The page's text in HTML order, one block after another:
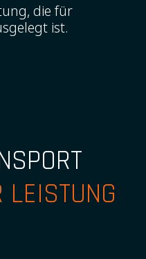
die für
ist.
LEISTUNG